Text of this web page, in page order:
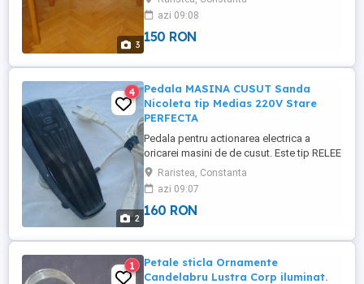
3
doua placi de 60 pe 60 cm care formeaza
blatul .
azi 09:08
150 RON
2
4
Pedala MASINA CUSUT Sanda
Nicoleta tip Medias 220V Stare
PERFECTA
Pedala pentru actionarea electrica a
oricarei masini de de cusut. Este tip RELEE
MEDIAS la tensiunea de 220 V. Perfecta
stare de functionare . Pentru alte detalii
puteti lasa mesaj sau numarul
dumneavoastra de telefon !
Raristea, Constanta
azi 09:07
160 RON
1
Petale sticla Ornamente
Candelabru Lustra Corp iluminat.